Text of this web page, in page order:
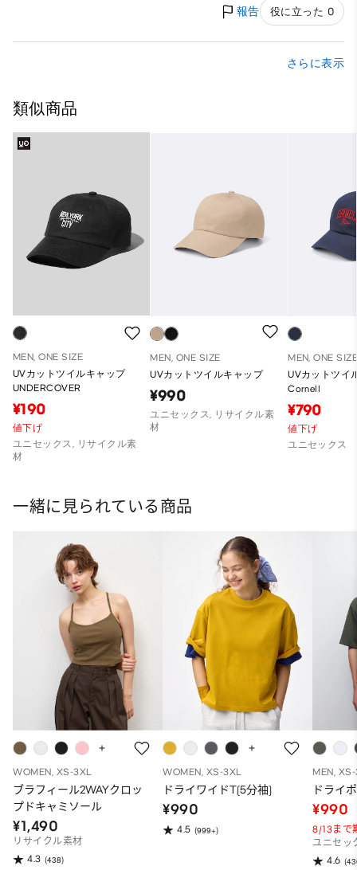
報告 役に立った 0
さらに表示
類似商品
MEN, ONE SIZE
UVカットツイルキャップ
UNDERCOVER
¥190
値下げ
ユニセックス, リサイクル素
材
MEN, ONE SIZE
UVカットツイルキャップ
¥990
ユニセックス, リサイクル素
材
MEN, ONE
UVカットツイ
Cornell
¥790
値下げ
ユニセックス
一緒に見られている商品
WOMEN, XS-3XL
ブラフィール2WAYクロッ
プドキャミソール
¥1,490
リサイクル素材
4.3 (438)
WOMEN, XS-3XL
ドライワイドT(5分袖)
¥990
4.5 (999+)
MEN,
ドライ
¥990
8/13まで
ユニセッ
4.6